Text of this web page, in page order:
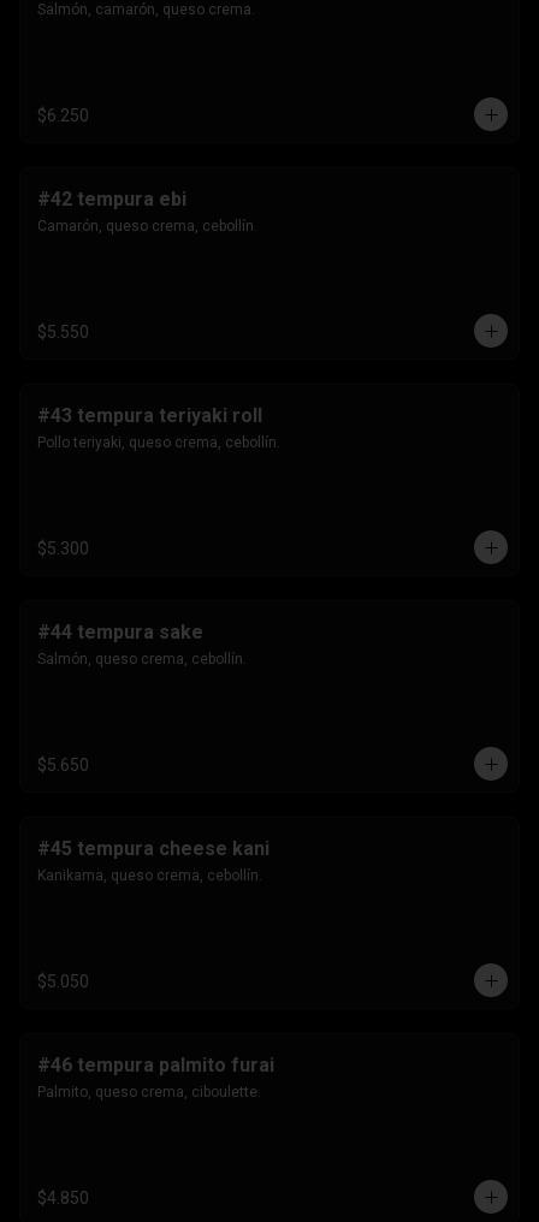
Salmón, camarón, queso crema.
$6.250
#42 tempura ebi
Camarón, queso crema, cebollín.
$5.550
#43 tempura teriyaki roll
Pollo teriyaki, queso crema, cebollín.
$5.300
#44 tempura sake
Salmón, queso crema, cebollín.
$5.650
#45 tempura cheese kani
Kanikama, queso crema, cebollín.
$5.050
#46 tempura palmito furai
Palmito, queso crema, ciboulette.
$4.850